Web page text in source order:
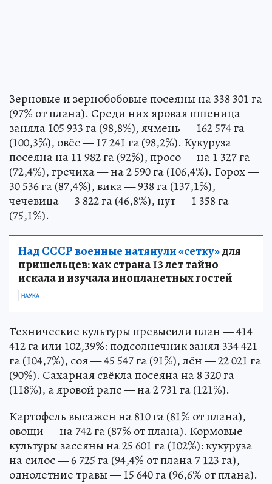
Зерновые и зернобобовые посеяны на 338 301 га
(97% от плана). Среди них яровая пшеница
заняла 105 933 га (98,8%), ячмень — 162 574 га
(100,3%), овёс — 17 241 га (98,2%). Кукуруза
посеяна на 11 982 га (92%), просо — на 1 327 га
(72,4%), гречиха — на 2 590 га (106,4%). Горох —
30 536 га (87,4%), вика — 938 га (137,1%),
чечевица — 3 822 га (46,8%), нут — 1 358 га
(75,1%).
Над СССР военные натянули «сетку»для
пришельцев: как страна 13 лет тайно
искала и изучала инопланетных гостей
НАУКА
Технические культуры превысили план — 414
412 га или 102,39%: подсолнечник занял 334 421
га (104,7%), соя — 45 547 га (91%), лён — 22 021 га
(90%). Сахарная свёкла посеяна на 8 320 га
(118%), а яровой рапс — на 2 731 га (121%).
Картофель высажен на 810 га (81% от плана),
овощи — на 742 га (87% от плана). Кормовые
культуры засеяны на 25 601 га (102%): кукуруза
на силос — 6 725 га (94,4% от плана 7 123 га),
однолетние травы — 15 640 га (96,6% от плана).